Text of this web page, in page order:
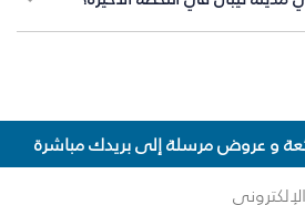
و عروض مرسلة إلى بريدك مباشرة